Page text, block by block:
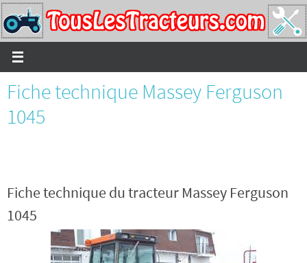
Passer
vers
le
contenu
Fiche technique Massey Ferguson
1045
Fiche technique du tracteur Massey Ferguson
1045